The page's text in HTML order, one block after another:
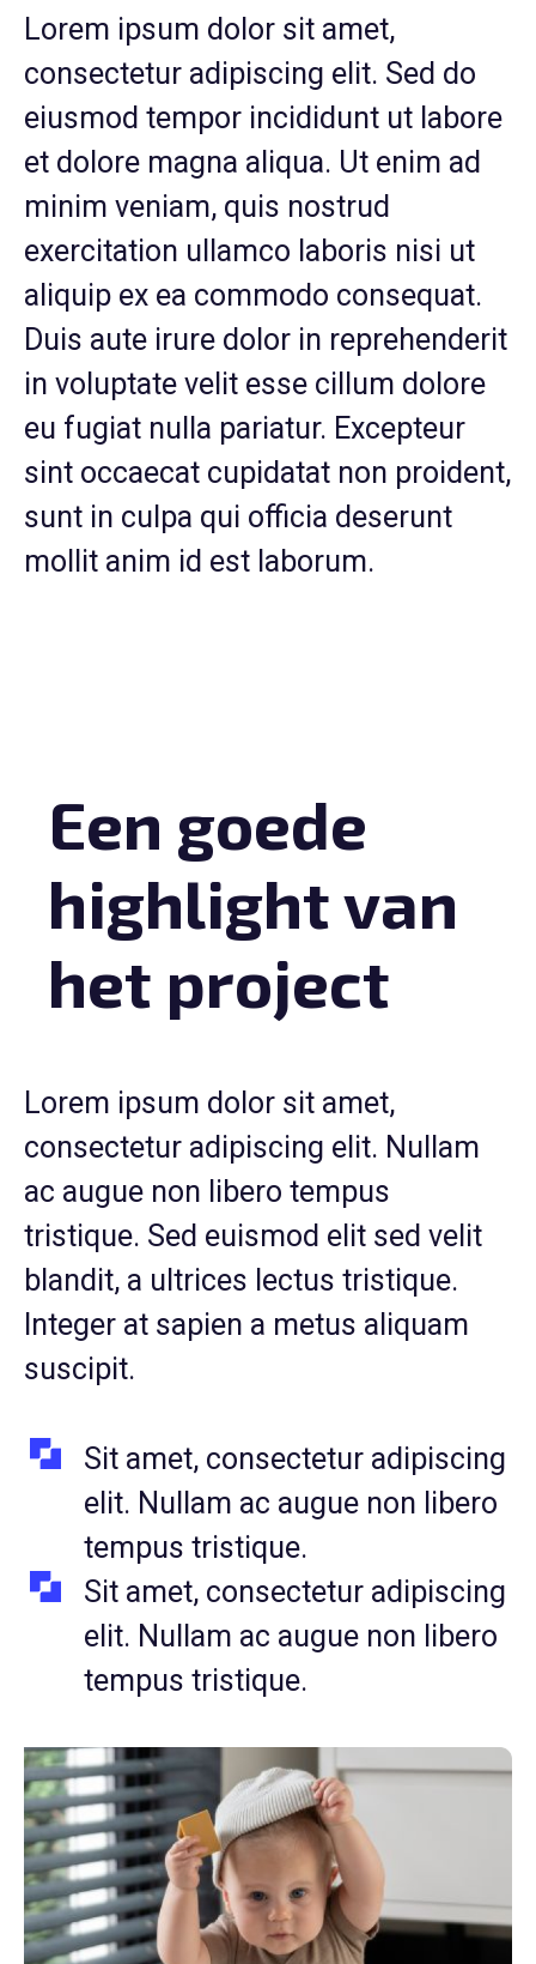
Lorem ipsum dolor sit amet,
consectetur adipiscing elit. Sed do
eiusmod tempor incididunt ut labore
et dolore magna aliqua. Ut enim ad
minim veniam, quis nostrud
exercitation ullamco laboris nisi ut
aliquip ex ea commodo consequat.
Duis aute irure dolor in reprehenderit
in voluptate velit esse cillum dolore
eu fugiat nulla pariatur. Excepteur
sint occaecat cupidatat non proident,
sunt in culpa qui officia deserunt
mollit anim id est laborum.
Een goede
highlight van
het project
Lorem ipsum dolor sit amet,
consectetur adipiscing elit. Nullam
ac augue non libero tempus
tristique. Sed euismod elit sed velit
blandit, a ultrices lectus tristique.
Integer at sapien a metus aliquam
suscipit.
Sit amet, consectetur adipiscing
elit. Nullam ac augue non libero
tempus tristique.
Sit amet, consectetur adipiscing
elit. Nullam ac augue non libero
tempus tristique.